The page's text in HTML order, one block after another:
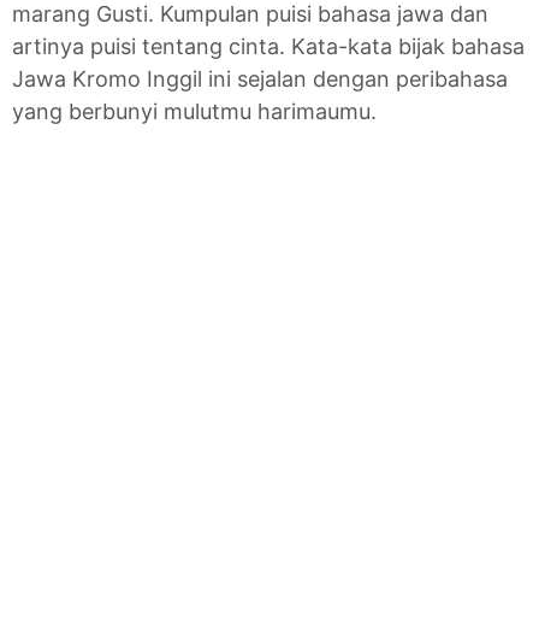
marang Gusti. Kumpulan puisi bahasa jawa dan
artinya puisi tentang cinta. Kata-kata bijak bahasa
Jawa Kromo Inggil ini sejalan dengan peribahasa
yang berbunyi mulutmu harimaumu.